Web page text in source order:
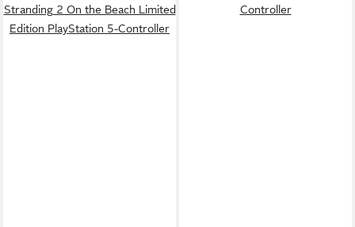
Stranding 2 On the Beach Limited
Edition PlayStation 5-Controller
Controller